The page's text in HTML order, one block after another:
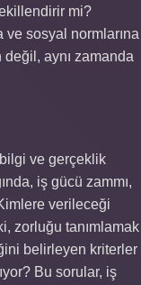
mi?
ve sosyal normlarına
aynı zamanda
ve gerçeklik
iş gücü zammı,
verileceği
zorluğu tanımlamak
belirleyen kriterler
Bu sorular, iş